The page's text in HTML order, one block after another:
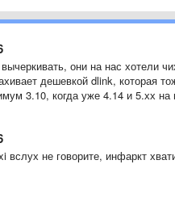
они на нас хотели
дешевкой dlink, которая
3.10, когда уже 4.14 и 5.хх на
вслух не говорите, инфаркт